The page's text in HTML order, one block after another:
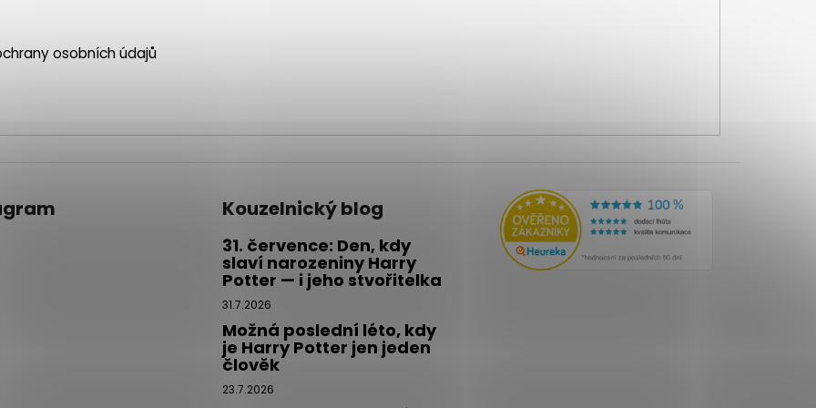
osobních údajů
Kouzelnický blog
31. července: Den, kdy
slaví narozeniny Harry
Potter — i jeho stvořitelka
31.7.2026
Možná poslední léto, kdy
je Harry Potter jen jeden
člověk
23.7.2026